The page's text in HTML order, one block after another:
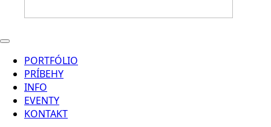
PORTFÓLIO
PRÍBEHY
INFO
EVENTY
KONTAKT